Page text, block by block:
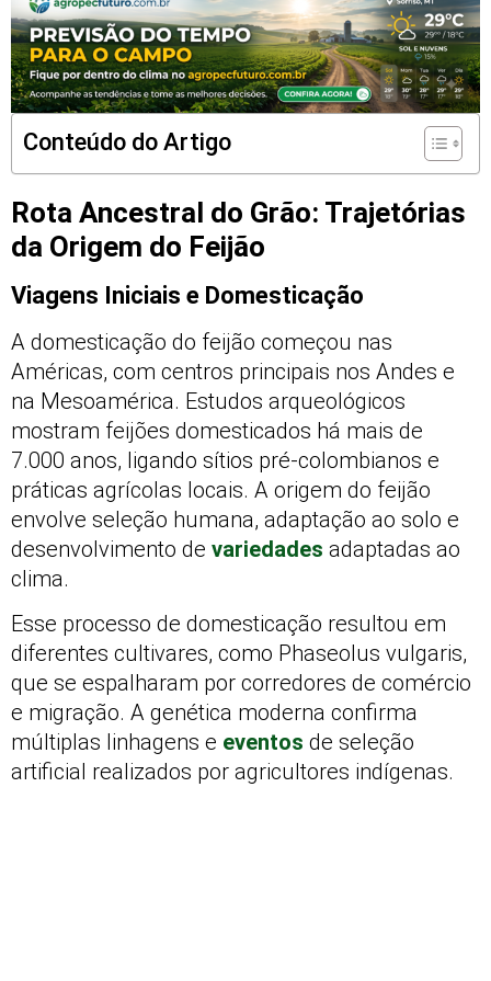
Conteúdo do Artigo
Rota Ancestral do Grão: Trajetórias
da Origem do Feijão
Viagens Iniciais e Domesticação
A domesticação do feijão começou nas
Américas, com centros principais nos Andes e
na Mesoamérica. Estudos arqueológicos
mostram feijões domesticados há mais de
7.000 anos, ligando sítios pré-colombianos e
práticas agrícolas locais. A origem do feijão
envolve seleção humana, adaptação ao solo e
desenvolvimento de variedades adaptadas ao
clima.
Esse processo de domesticação resultou em
diferentes cultivares, como Phaseolus vulgaris,
que se espalharam por corredores de comércio
e migração. A genética moderna confirma
múltiplas linhagens e eventos de seleção
artificial realizados por agricultores indígenas.